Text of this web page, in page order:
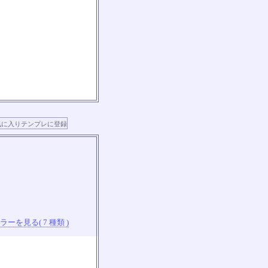
ーを見る( 7 種類 )